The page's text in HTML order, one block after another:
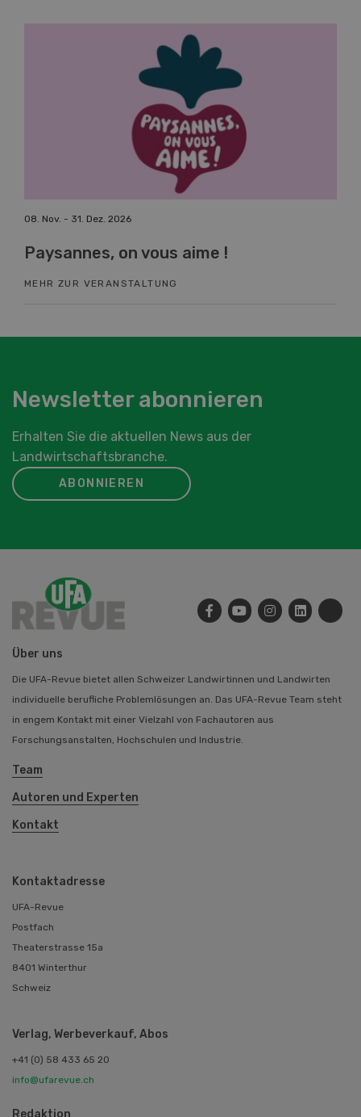
08. Nov. - 31. Dez. 2026
Paysannes, on vous aime !
MEHR ZUR VERANSTALTUNG
Newsletter abonnieren
Erhalten Sie die aktuellen News aus der
Landwirtschaftsbranche.
ABONNIEREN
Über uns
Die UFA-Revue bietet allen Schweizer Landwirtinnen und Landwirten
individuelle berufliche Problemlösungen an. Das UFA-Revue Team steht
in engem Kontakt mit einer Vielzahl von Fachautoren aus
Forschungsanstalten, Hochschulen und Industrie.
Team
Autoren und Experten
Kontakt
Kontaktadresse
UFA-Revue
Postfach
Theaterstrasse 15a
8401 Winterthur
Schweiz
Verlag, Werbeverkauf, Abos
+41 (0) 58 433 65 20
info@ufarevue.ch
Redaktion